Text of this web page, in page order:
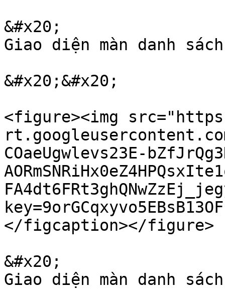
&#x20;
Giao diện màn danh
&#x20;&#x20;
<figure><img
COaeUgwlevs23E-
</figcaption></figure>
&#x20;
Giao diện màn danh